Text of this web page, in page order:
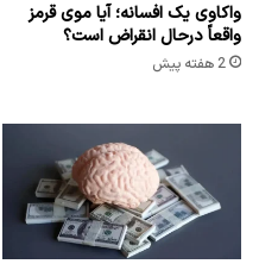
واکاوی یک افسانه؛ آیا موی قرمز
واقعاً درحال انقراض است؟
2 هفته پیش